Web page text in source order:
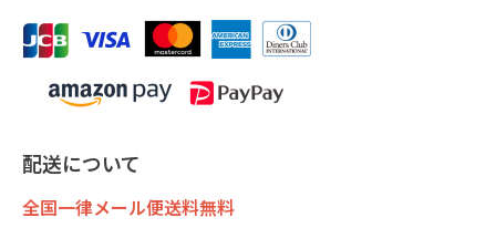
配送について
全国一律メール便送料無料